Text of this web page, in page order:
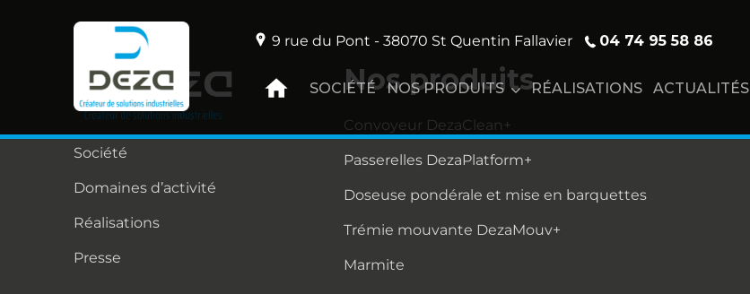
9 rue du Pont - 38070 St Quentin Fallavier 04 74 95 58 86
SOCIÉTÉ NOS PRODUITS RÉALISATIONS ACTUALITÉS
Société
Domaines d’activité
Réalisations
Presse
Nos produits
Convoyeur DezaClean+
Passerelles DezaPlatform+
Doseuse pondérale et mise en barquettes
Trémie mouvante DezaMouv+
Marmite